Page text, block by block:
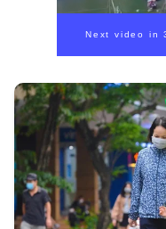
Next video in